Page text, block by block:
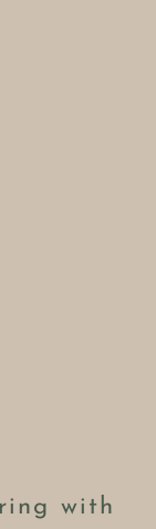
with